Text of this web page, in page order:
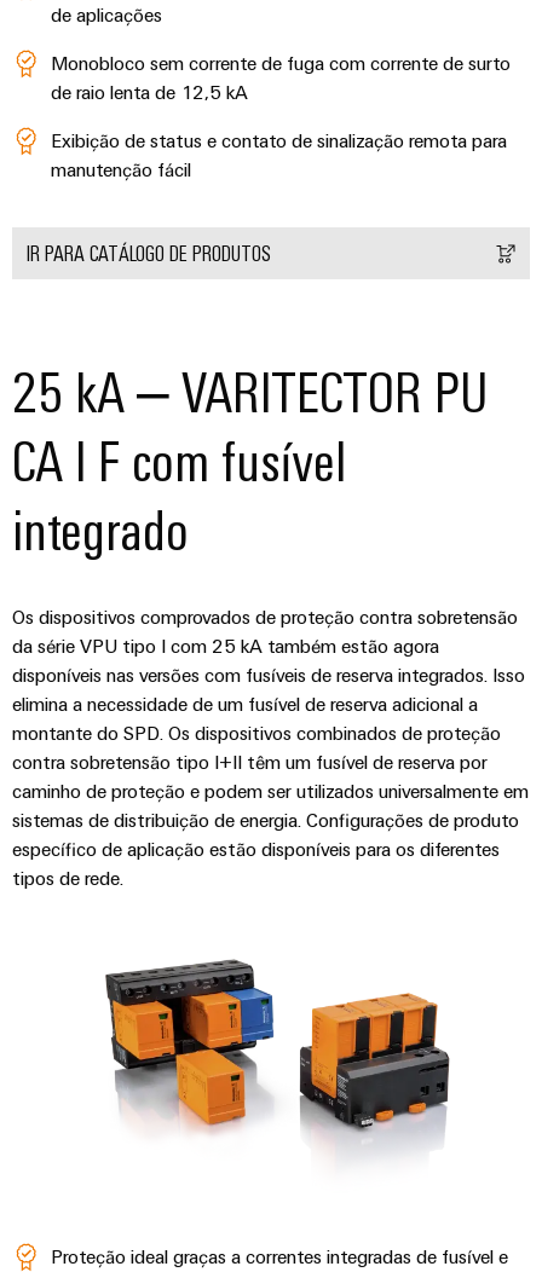
de aplicações
Monobloco sem corrente de fuga ​com corrente de surto
de raio lenta de 12,5 kA​​
Exibição de status e contato de sinalização remota para
manutenção fácil
IR PARA CATÁLOGO DE PRODUTOS
25 kA – VARITECTOR PU
CA I F com fusível
integrado
Os dispositivos comprovados de proteção contra sobretensão
da série VPU tipo I com 25 kA também estão agora
disponíveis nas versões com fusíveis de reserva integrados. Isso
elimina a necessidade de um fusível de reserva adicional a
montante do SPD. Os dispositivos combinados de proteção
contra sobretensão tipo I+II têm um fusível de reserva por
caminho de proteção e podem ser utilizados universalmente em
sistemas de distribuição de energia. Configurações de produto
específico de aplicação estão disponíveis para os diferentes
tipos de rede.
Proteção ideal graças a correntes integradas de fusível e